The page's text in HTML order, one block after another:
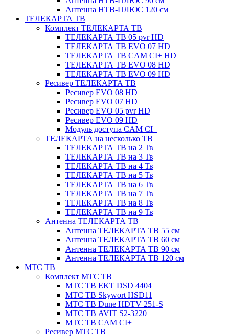
Антенна НТВ-ПЛЮС 120 см
ТЕЛЕКАРТА ТВ
Комплект ТЕЛЕКАРТА ТВ
ТЕЛЕКАРТА ТВ 05 pvr HD
ТЕЛЕКАРТА ТВ EVO 07 HD
ТЕЛЕКАРТА ТВ CAM CI+ HD
ТЕЛЕКАРТА ТВ EVO 08 HD
ТЕЛЕКАРТА ТВ EVO 09 HD
Ресивер ТЕЛЕКАРТА ТВ
Ресивер EVO 08 HD
Ресивер EVO 07 HD
Ресивер EVO 05 pvr HD
Ресивер EVO 09 HD
Модуль доступа CAM CI+
ТЕЛЕКАРТА на несколько ТВ
ТЕЛЕКАРТА ТВ на 2 Тв
ТЕЛЕКАРТА ТВ на 3 Тв
ТЕЛЕКАРТА ТВ на 4 Тв
ТЕЛЕКАРТА ТВ на 5 Тв
ТЕЛЕКАРТА ТВ на 6 Тв
ТЕЛЕКАРТА ТВ на 7 Тв
ТЕЛЕКАРТА ТВ на 8 Тв
ТЕЛЕКАРТА ТВ на 9 Тв
Антенна ТЕЛЕКАРТА ТВ
Антенна ТЕЛЕКАРТА ТВ 55 см
Антенна ТЕЛЕКАРТА ТВ 60 см
Антенна ТЕЛЕКАРТА ТВ 90 см
Антенна ТЕЛЕКАРТА ТВ 120 см
МТС ТВ
Комплект МТС ТВ
МТС ТВ EKT DSD 4404
МТС ТВ Skywort HSD11
МТС ТВ Dune HDTV 251-S
МТС ТВ AVIT S2-3220
МТС ТВ CAM CI+
Ресивер МТС ТВ